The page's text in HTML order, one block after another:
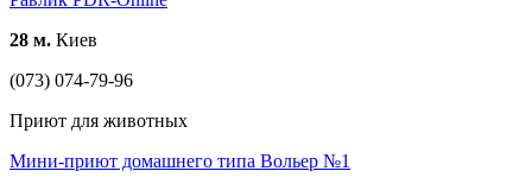
28 м. Киев
(073) 074-79-96
Приют для животных
Мини-приют домашнего типа Вольер №1